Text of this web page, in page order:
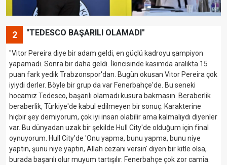
2 "TEDESCO BAŞARILI OLAMADI"
"Vitor Pereira diye bir adam geldi, en güçlü kadroyu şampiyon
yapamadı. Sonra bir daha geldi. İkincisinde kasımda aralıkta 15
puan fark yedik Trabzonspor'dan. Bugün okusan Vitor Pereira çok
iyiydi derler. Böyle bir grup da var Fenerbahçe'de. Bu seneki
hocamız Tedesco, başarılı olamadı kusura bakmasın. Beraberlik
beraberlik, Türkiye'de kabul edilmeyen bir sonuç. Karakterine
hiçbir şey demiyorum, çok iyi insan olabilir ama kalmalıydı diyenler
var. Bu dünyadan uzak bir şekilde Hull City'de olduğum için final
oynuyorum. Hull City'de 'Onu yapma, bunu yapma, bunu niye
yaptın, şunu niye yaptın, Allah cezanı versin' diyen bir kitle olsa,
burada başarılı olur muyum tartışılır. Fenerbahçe çok zor camia.